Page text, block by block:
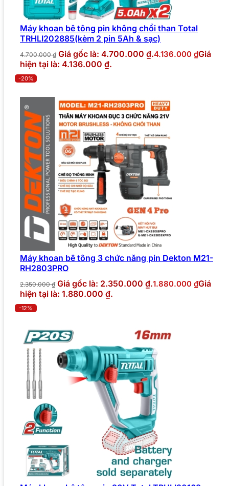
Máy khoan bê tông pin không chổi than Total
TRHLI202885(kèm 2 pin 5Ah & sạc)
4.700.000₫ Giá gốc là: 4.700.000 ₫.4.136.000 ₫Giá
hiện tại là: 4.136.000 ₫.
-20%
Máy khoan bê tông 3 chức năng pin Dekton M21-
RH2803PRO
2.350.000₫ Giá gốc là: 2.350.000 ₫.1.880.000 ₫Giá
hiện tại là: 1.880.000 ₫.
-12%